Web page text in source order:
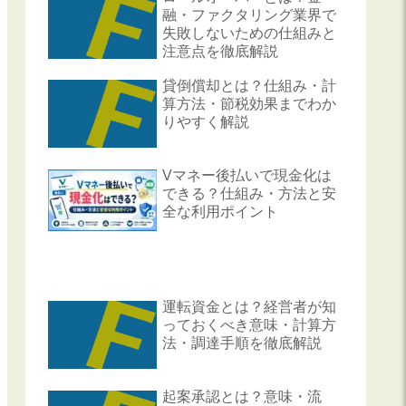
融・ファクタリング業界で
失敗しないための仕組みと
注意点を徹底解説
貸倒償却とは？仕組み・計
算方法・節税効果までわか
りやすく解説
Vマネー後払いで現金化は
できる？仕組み・方法と安
全な利用ポイント
運転資金とは？経営者が知
っておくべき意味・計算方
法・調達手順を徹底解説
起案承認とは？意味・流